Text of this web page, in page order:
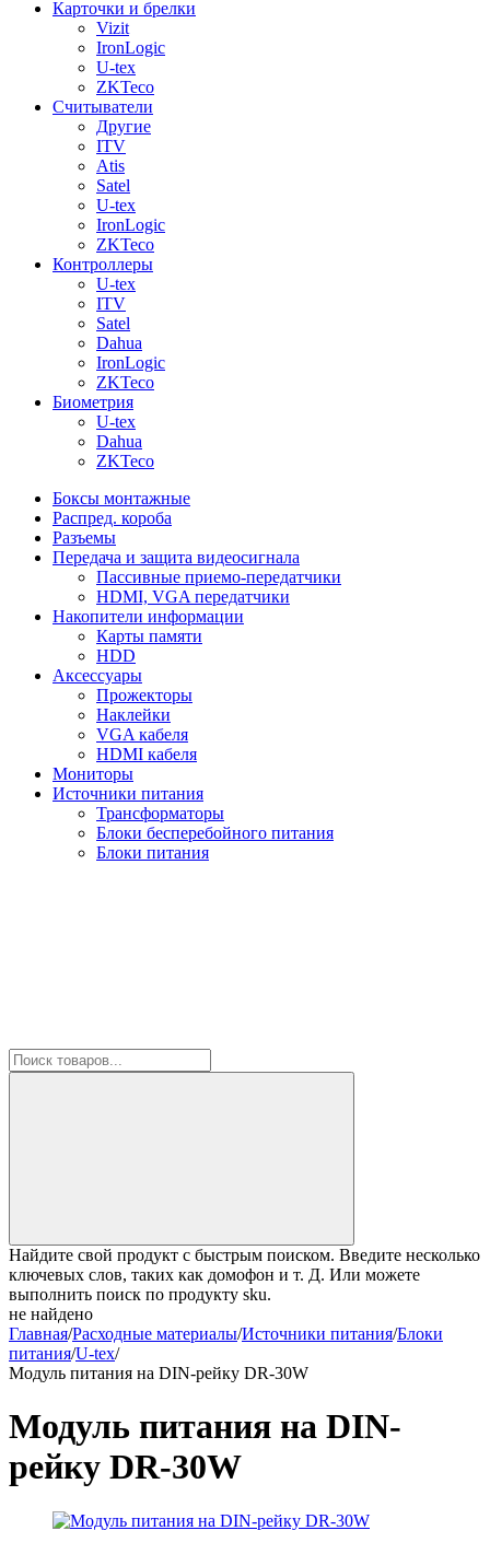
Карточки и брелки
Vizit
IronLogic
U-tex
ZKTeco
Считыватели
Другие
ITV
Atis
Satel
U-tex
IronLogic
ZKTeco
Контроллеры
U-tex
ITV
Satel
Dahua
IronLogic
ZKTeco
Биометрия
U-tex
Dahua
ZKTeco
Боксы монтажные
Распред. короба
Разъемы
Передача и защита видеосигнала
Пассивные приемо-передатчики
HDMI, VGA передатчики
Накопители информации
Карты памяти
HDD
Аксессуары
Прожекторы
Наклейки
VGA кабеля
HDMI кабеля
Мониторы
Источники питания
Трансформаторы
Блоки бесперебойного питания
Блоки питания
Найдите свой продукт с быстрым поиском. Введите несколько
ключевых слов, таких как домофон и т. Д. Или можете
выполнить поиск по продукту sku.
не найдено
Главная/Расходные материалы/Источники питания/Блоки
питания/U-tex/
Модуль питания на DIN-рейку DR-30W
Модуль питания на DIN-
рейку DR-30W